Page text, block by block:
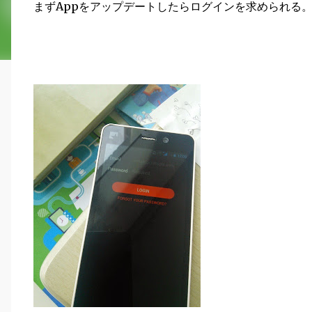
まずAppをアップデートしたらログインを求められる。